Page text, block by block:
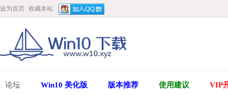
设为首页 收藏本站
论坛 Win10 美化版 版本推荐 使用建议 VIP